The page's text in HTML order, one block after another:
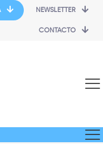
NEWSLETTER
CONTACTO